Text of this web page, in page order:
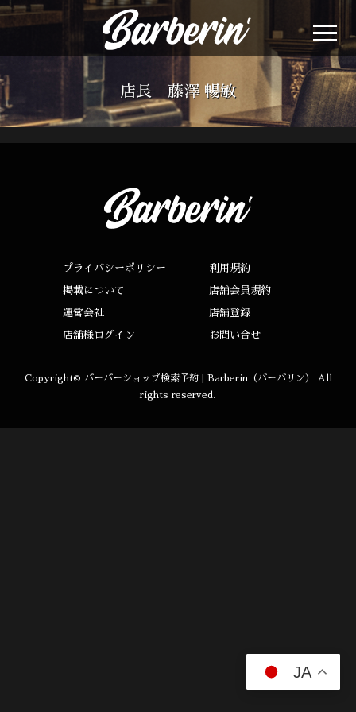
店長 藤澤 暢敏
プライバシーポリシー 利用規約
掲載について 店舗会員規約
運営会社 店舗登録
店舗様ログイン お問い合せ
Copyright© バーバーショップ検索予約 | Barberin（バーバリン）
All
rights reserved.
JA